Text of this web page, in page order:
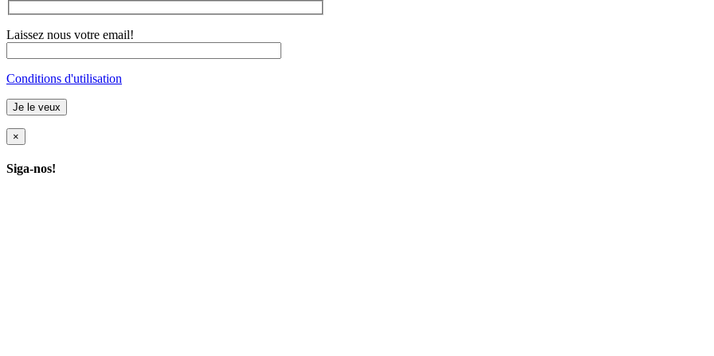
Laissez nous votre email!
Conditions d'utilisation
×
Siga-nos!